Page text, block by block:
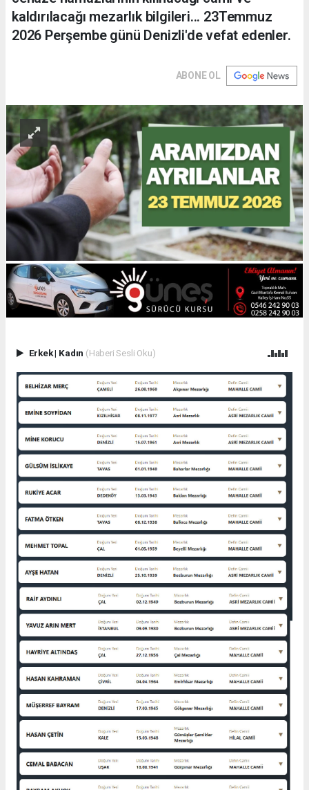
kaldırılacağı mezarlık bilgileri... 23Temmuz
2026 Perşembe günü Denizli'de vefat edenler.
ABONE OL
Erkek| Kadın (Haberi Sesli Oku)